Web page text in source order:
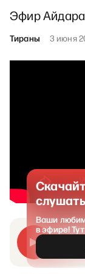
Эфир
Тираны 3 июня
Ваши
в эфире!